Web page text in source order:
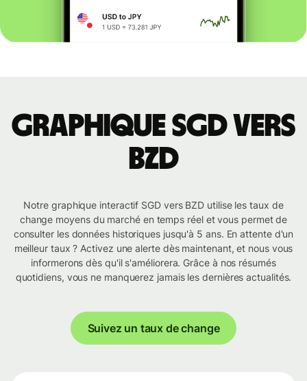
Graphique SGD vers
BZD
Notre graphique interactif SGD vers BZD utilise les taux de
change moyens du marché en temps réel et vous permet de
consulter les données historiques jusqu'à 5 ans. En attente d'un
meilleur taux ? Activez une alerte dès maintenant, et nous vous
informerons dès qu'il s'améliorera. Grâce à nos résumés
quotidiens, vous ne manquerez jamais les dernières actualités.
Suivez un taux de change